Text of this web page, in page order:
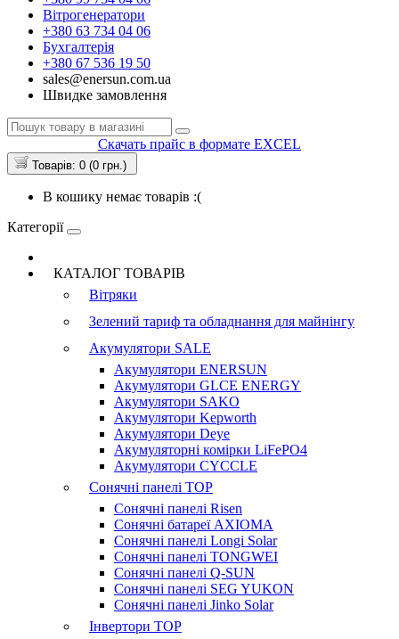
Вітрогенератори
+380 63 734 04 06
Бухгалтерія
+380 67 536 19 50
sales@enersun.com.ua
Швидке замовлення
Скачать прайс в формате EXCEL
Товарів: 0 (0 грн.)
В кошику немає товарів :(
Категорії
КАТАЛОГ ТОВАРІВ
Вітряки
Зелений тариф та обладнання для майнінгу
Акумулятори SALE
Акумулятори ENERSUN
Акумулятори GLCE ENERGY
Акумулятори SAKO
Акумулятори Kepworth
Акумулятори Deye
Акумуляторні комірки LiFePO4
Акумулятори CYCCLE
Сонячні панелі TOP
Сонячні панелі Risen
Сонячні батареї AXIOMA
Сонячні панелі Longi Solar
Сонячні панелі TONGWEI
Сонячні панелі Q-SUN
Сонячні панелі SEG YUKON
Сонячні панелі Jinko Solar
Інвертори TOP